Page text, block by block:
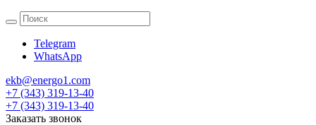
Telegram
WhatsApp
ekb@energo1.com
+7 (343) 319-13-40
+7 (343) 319-13-40
Заказать звонок